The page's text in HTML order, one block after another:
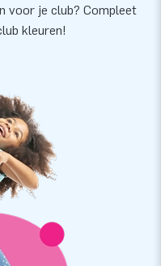
voor je club? Compleet
kleuren!